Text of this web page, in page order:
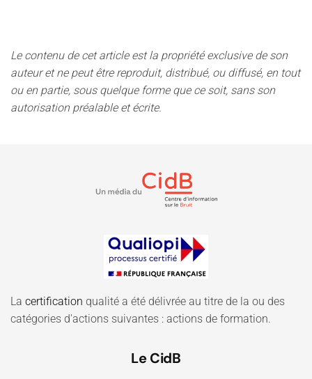
Le contenu de cet article est la propriété exclusive de son
auteur et ne peut être reproduit, distribué, ou diffusé, en tout
ou en partie, sous quelque forme que ce soit, sans son
autorisation préalable et écrite.
La certification qualité a été délivrée au titre de la ou des
catégories d'actions suivantes : actions de formation.
Le CidB